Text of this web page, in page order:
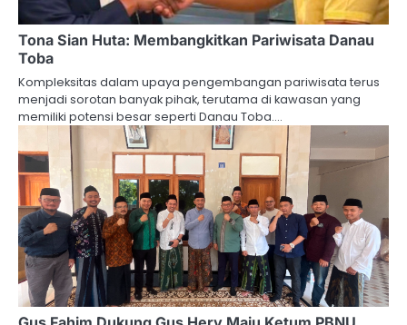
Tona Sian Huta: Membangkitkan Pariwisata Danau
Toba
Kompleksitas dalam upaya pengembangan pariwisata terus
menjadi sorotan banyak pihak, terutama di kawasan yang
memiliki potensi besar seperti Danau Toba.…